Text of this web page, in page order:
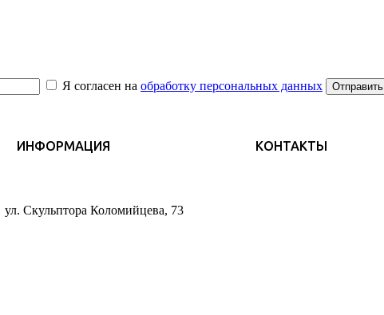
Я согласен на обработку персональных данных Отправить
ИНФОРМАЦИЯ КОНТАКТЫ
ул. Скульптора Коломийцева, 73